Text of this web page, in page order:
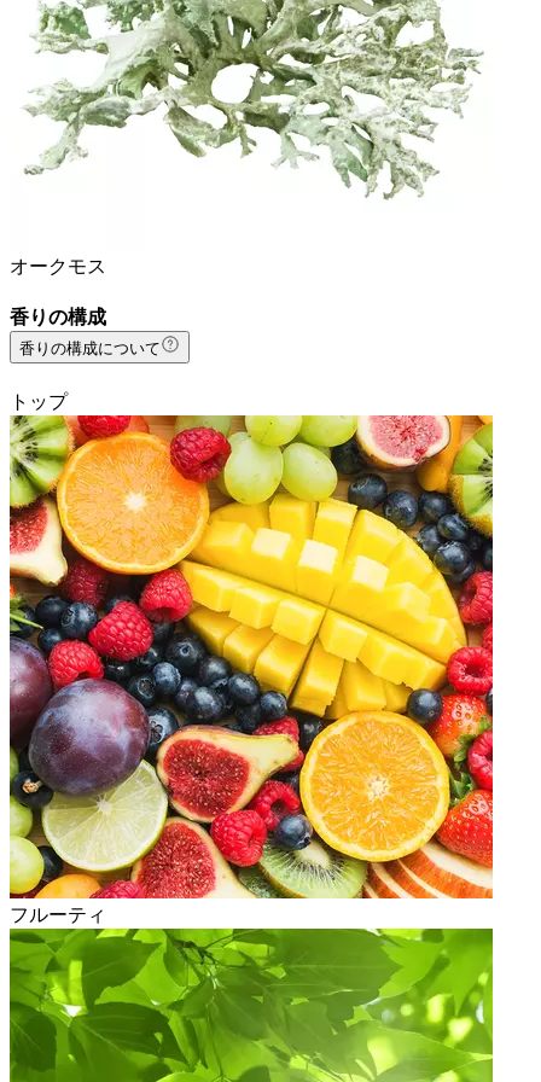
オークモス
香りの構成
香りの構成について
トップ
フルーティ